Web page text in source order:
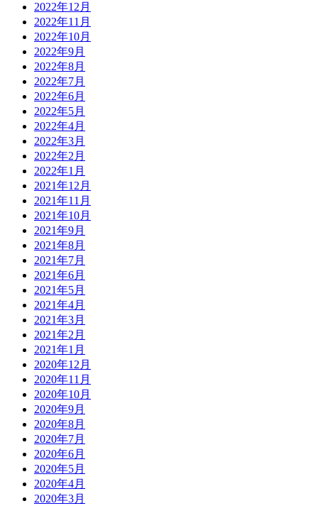
2022年12月
2022年11月
2022年10月
2022年9月
2022年8月
2022年7月
2022年6月
2022年5月
2022年4月
2022年3月
2022年2月
2022年1月
2021年12月
2021年11月
2021年10月
2021年9月
2021年8月
2021年7月
2021年6月
2021年5月
2021年4月
2021年3月
2021年2月
2021年1月
2020年12月
2020年11月
2020年10月
2020年9月
2020年8月
2020年7月
2020年6月
2020年5月
2020年4月
2020年3月